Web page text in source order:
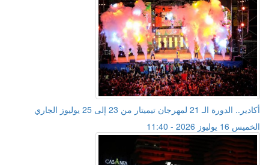
أكادير.. الدورة الـ 21 لمهرجان تيميتار من 23 إلى 25 يوليوز الجاري
الخميس 16 يوليوز 2026 - 11:40